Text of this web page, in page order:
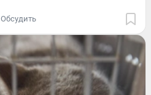
Обсудить